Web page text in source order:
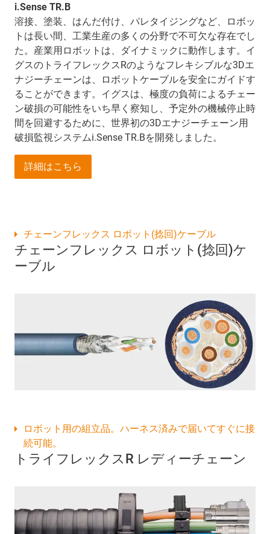
i.Sense TR.B
溶接、塗装、はんだ付け、パレタイジングなど、ロボッ
トは長い間、工業生産の多くの分野で不可欠な存在でし
た。産業用ロボットは、ダイナミックに動作します。イ
グスのトライフレックスRのようなフレキシブルな3Dエ
ナジーチェーンは、ロボットケーブルを安全にガイドす
ることができます。イグスは、極度の負荷によるチェー
ン破損の可能性をいち早く察知し、予定外の機械停止時
間を回避するために、世界初の3Dエナジーチェーン用
破損監視システムi.Sense TR.Bを開発しました。
詳細はこちら
チェーンフレックス ロボット(捻回)ケ
ーブル
チェーンフレックス ロボット(捻回)ケーブル
トライフレックスR レディーチェーン
ロボット用の組立品。ハーネス済みで届いてすぐに接
続可能。